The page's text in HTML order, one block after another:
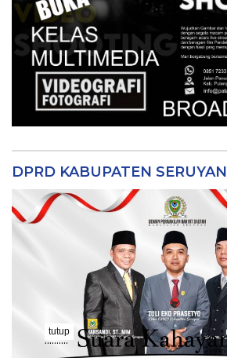
DPRD KABUPATEN SERUYAN
tutup
..........